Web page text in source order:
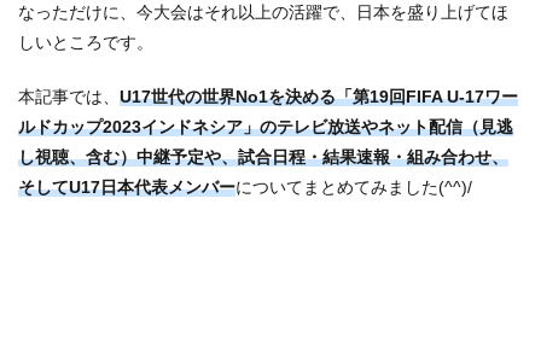
なっただけに、今大会はそれ以上の活躍で、日本を盛り上げてほ
しいところです。
本記事では、 U17世代の世界No1を決める「第19回FIFA U-17ワー
ルドカップ2023インドネシア」のテレビ放送やネット配信（見逃
し視聴、含む）中継予定や、試合日程・結果速報・組み合わせ、
そしてU17日本代表メンバーについてまとめてみました(^^)/